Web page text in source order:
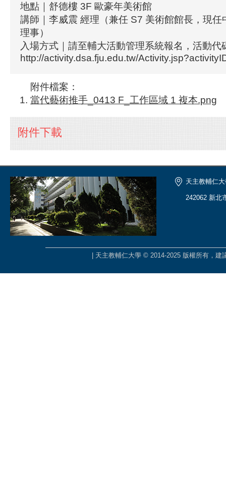
地點｜舒德樓 3F 歐豪年美術館
講師｜李威震 經理（兼任 S7 美術館館長，現任
理事）
入場方式｜請至輔大活動管理系統報名，活動代
http://activity.dsa.fju.edu.tw/
附件檔案：
當代藝術推手_0413 F_工作區域 1 複本.png
附件下載
天主教輔仁
242062 新北
| 天主教輔仁大學 © 2014-2025 版權所有，